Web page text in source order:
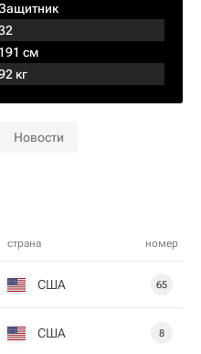
191 см
кг
Новости
страна номер
США 65
США 8